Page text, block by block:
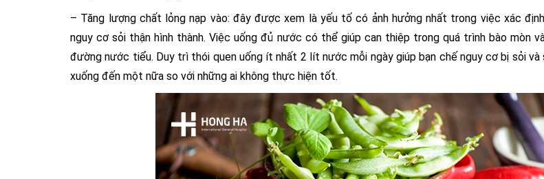
– Tăng lượng chất lỏng nạp vào: đây được xem là yếu tố có ảnh hưởng nhất trong việc xác
nguy cơ sỏi thận hình thành. Việc uống đủ nước có thể giúp can thiệp trong quá trình bào mòn
đường nước tiểu. Duy trì thói quen uống ít nhất 2 lít nước mỗi ngày giúp bạn chế nguy cơ bị sỏi
xuống đến một nữa so với những ai không thực hiện tốt.